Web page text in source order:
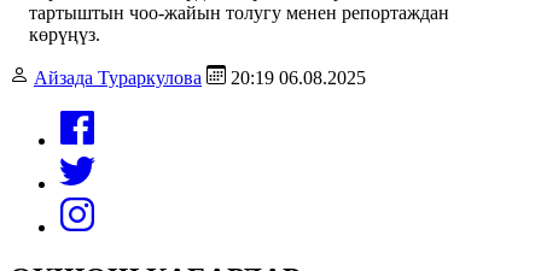
тартыштын чоо-жайын толугу менен репортаждан
көрүңүз.
Айзада Тураркулова 20:19 06.08.2025